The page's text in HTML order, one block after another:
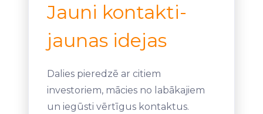
Jauni kontakti-
jaunas idejas
Dalies pieredzē ar citiem
investoriem, mācies no labākajiem
un iegūsti vērtīgus kontaktus.